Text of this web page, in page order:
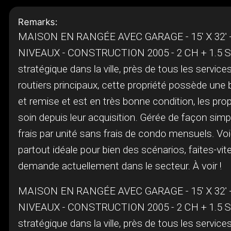
Remarks:
MAISON EN RANGÉE AVEC GARAGE - 15' X 32'
NIVEAUX - CONSTRUCTION 2005 - 2 CH + 1.5
stratégique dans la ville, près de tous les
routiers principaux, cette propriété possède une
et remise et est en très bonne condition, les
soin depuis leur acquisition. Gérée de façon
frais par unité sans frais de condo mensuels.
partout idéale pour bien des scénarios, faites-
demande actuellement dans le secteur. À voir !
MAISON EN RANGÉE AVEC GARAGE - 15' X 32'
NIVEAUX - CONSTRUCTION 2005 - 2 CH + 1.5
stratégique dans la ville, près de tous les